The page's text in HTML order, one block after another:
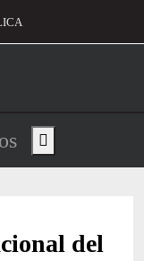
d'usuari
de
Show main menu
del